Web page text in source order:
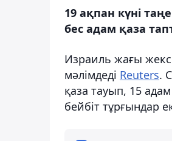
19 ақпан күні
бес адам қаза
Израиль жағы
мәлімдеді Reuters.
қаза тауып, 15
бейбіт тұрғындар